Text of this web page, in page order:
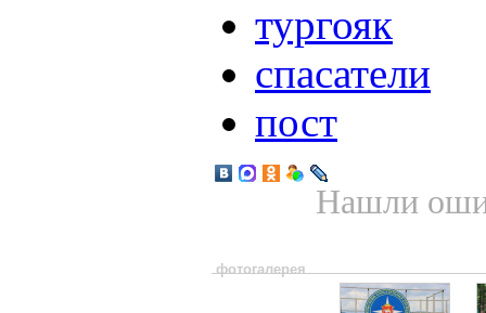
тургояк
спасатели
пост
Нашли
фотогалерея